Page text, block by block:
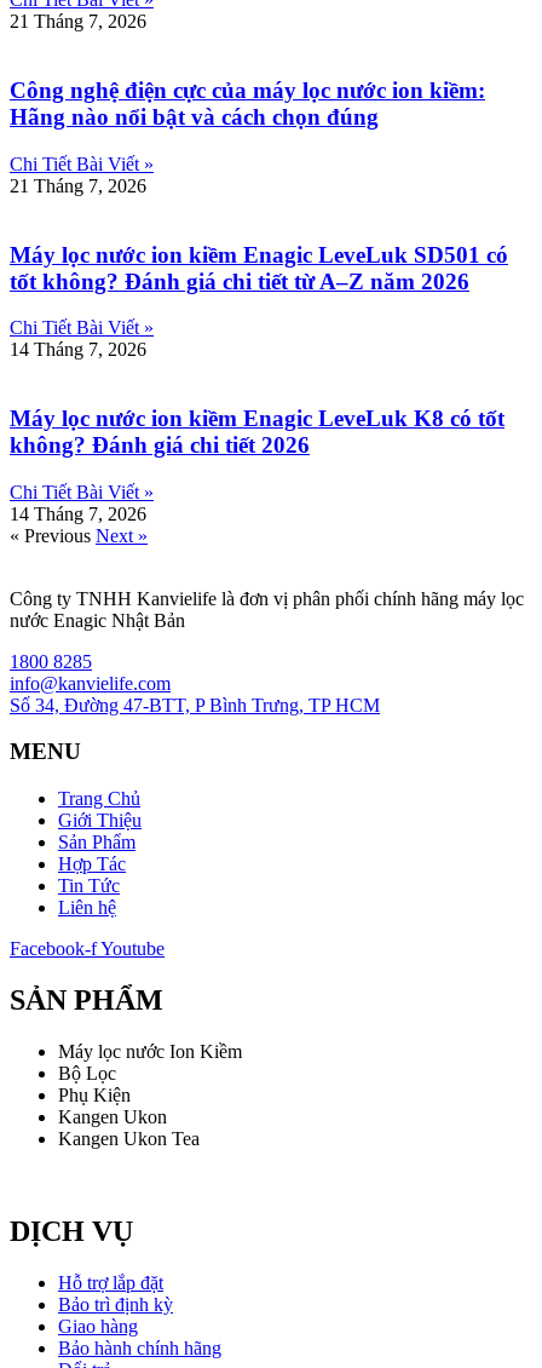
21 Tháng 7, 2026
Công nghệ điện cực của máy lọc nước ion kiềm:
Hãng nào nổi bật và cách chọn đúng
Chi Tiết Bài Viết »
21 Tháng 7, 2026
Máy lọc nước ion kiềm Enagic LeveLuk SD501 có
tốt không? Đánh giá chi tiết từ A–Z năm 2026
Chi Tiết Bài Viết »
14 Tháng 7, 2026
Máy lọc nước ion kiềm Enagic LeveLuk K8 có tốt
không? Đánh giá chi tiết 2026
Chi Tiết Bài Viết »
14 Tháng 7, 2026
« Previous Next »
Công ty TNHH Kanvielife là đơn vị phân phối chính hãng máy lọc
nước Enagic Nhật Bản
1800 8285
info@kanvielife.com
Số 34, Đường 47-BTT, P Bình Trưng, TP HCM
MENU
Trang Chủ
Giới Thiệu
Sản Phẩm
Hợp Tác
Tin Tức
Liên hệ
Facebook-fYoutube
SẢN PHẨM
Máy lọc nước Ion Kiềm
Bộ Lọc
Phụ Kiện
Kangen Ukon
Kangen Ukon Tea
DỊCH VỤ
Hỗ trợ lắp đặt
Bảo trì định kỳ
Giao hàng
Bảo hành chính hãng